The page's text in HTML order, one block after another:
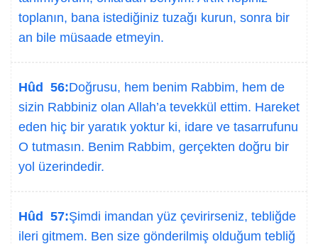
toplanın, bana istediğiniz tuzağı kurun, sonra bir
an bile müsaade etmeyin.
Hûd 56:Doğrusu, hem benim Rabbim, hem de
sizin Rabbiniz olan Allah’a tevekkül ettim. Hareket
eden hiç bir yaratık yoktur ki, idare ve tasarrufunu
O tutmasın. Benim Rabbim, gerçekten doğru bir
yol üzerindedir.
Hûd 57:Şimdi imandan yüz çevirirseniz, tebliğde
ileri gitmem. Ben size gönderilmiş olduğum tebliğ